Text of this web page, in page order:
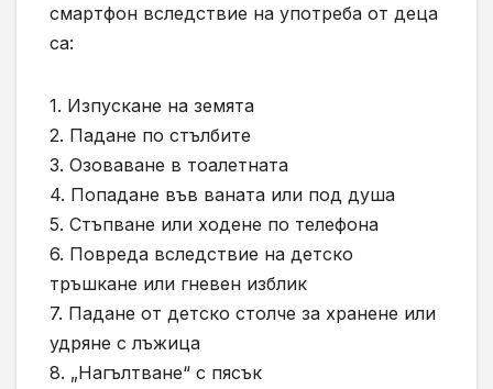
смартфон вследствие на употреба от деца
са:
1. Изпускане на земята
2. Падане по стълбите
3. Озоваване в тоалетната
4. Попадане във ваната или под душа
5. Стъпване или ходене по телефона
6. Повреда вследствие на детско
тръшкане или гневен изблик
7. Падане от детско столче за хранене или
удряне с лъжица
8. „Нагълтване“ с пясък